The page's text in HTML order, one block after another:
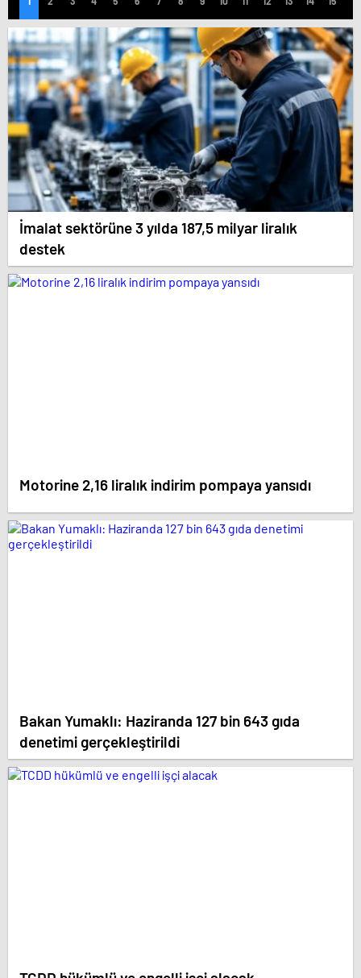
İmalat sektörüne 3 yılda 187,5 milyar liralık
destek
Motorine 2,16 liralık indirim pompaya yansıdı
Bakan Yumaklı: Haziranda 127 bin 643 gıda
denetimi gerçekleştirildi